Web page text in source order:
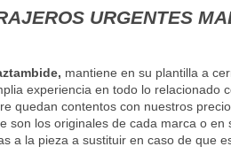
URGENTES
mantiene en su plantilla a
experiencia en todo lo relacionado
quedan contentos con nuestros
son los originales de cada marca o en
a la pieza a sustituir en caso de que